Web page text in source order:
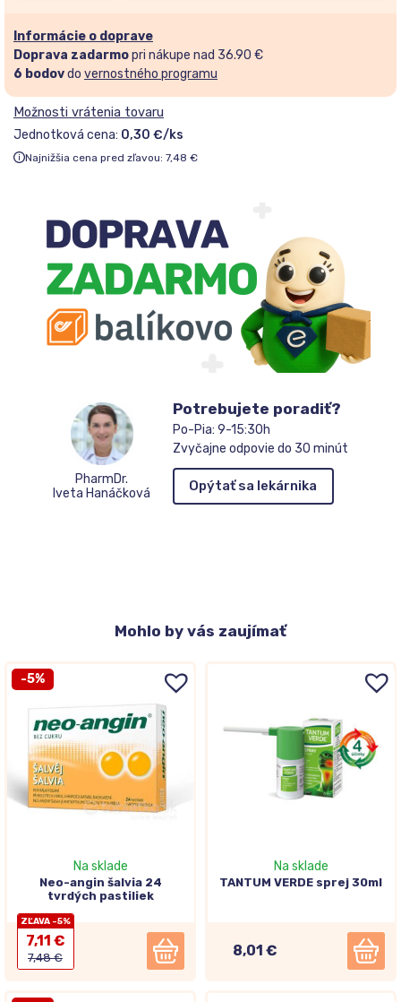
Informácie o doprave
Doprava zadarmopri nákupe nad 36.90 €
6 bodovdo vernostného programu
Jednotková cena: 0,30 €/ks
Najnižšia cena pred zľavou: 7,48 €
Možnosti vrátenia tovaru
PharmDr.
Iveta Hanáčková
Potrebujete poradiť?
Po-Pia: 9-15:30h
Zvyčajne odpovie do 30 minút
Opýtať sa lekárnika
Mohlo by vás zaujímať
-5%
Na sklade
Neo-angin šalvia 24
tvrdých pastiliek
ZĽAVA -5%
7,11 €
7,48 €
Na sklade
TANTUM VERDE sprej 30ml
8,01 €